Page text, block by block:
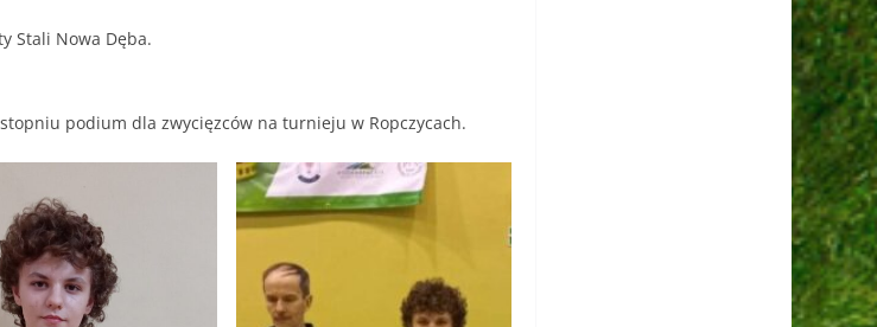
Stali Nowa Dęba.
podium dla zwycięzców na turnieju w Ropczycach.